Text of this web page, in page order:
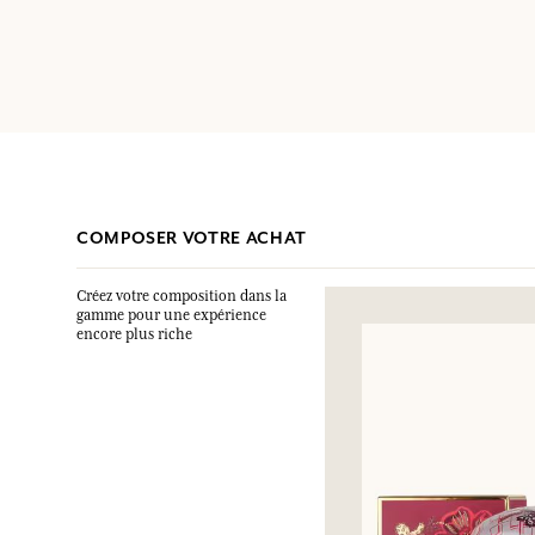
COMPOSER VOTRE ACHAT
Créez votre composition dans la
gamme pour une expérience
encore plus riche